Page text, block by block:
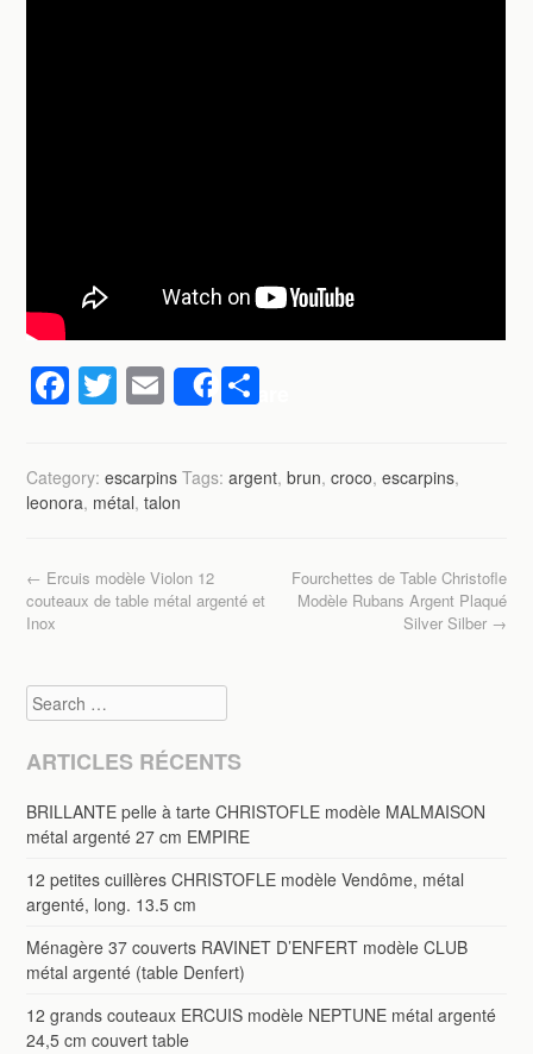
F
a
c
e
o
o
T
wi
tt
er
E
m
ail
Share
ta
g
Category:escarpins Tags:argent,brun,croco,escarpins,
leonora, métal,talon
Post navigation
← Ercuis modèle Violon 12
couteaux de table métal argenté et
Inox
Fourchettes de Table Christofle
Modèle Rubans Argent Plaqué
Silver Silber →
Search
ARTICLES RÉCENTS
BRILLANTE pelle à tarte CHRISTOFLE modèle MALMAISON
métal argenté 27 cm EMPIRE
12 petites cuillères CHRISTOFLE modèle Vendôme, métal
argenté, long. 13.5 cm
Ménagère 37 couverts RAVINET D’ENFERT modèle CLUB
métal argenté (table Denfert)
12 grands couteaux ERCUIS modèle NEPTUNE métal argenté
24,5 cm couvert table